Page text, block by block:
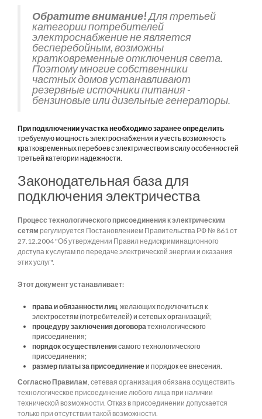
Обратите внимание!Для третьей
категории потребителей
электроснабжение не является
бесперебойным, возможны
кратковременные отключения света.
Поэтому многие собственники
частных домов устанавливают
резервные источники питания -
бензиновые или дизельные генераторы.
При подключении участка необходимо заранее определить
требуемую мощность электроснабжения и учесть возможность
кратковременных перебоев с электричеством в силу особенностей
третьей категории надежности.
Законодательная база для
подключения электричества
Процесс технологического присоединения к электрическим
сетям регулируется Постановлением Правительства РФ № 861 от
27.12.2004 "Об утверждении Правил недискриминационного
доступа к услугам по передаче электрической энергии и оказания
этих услуг".
Этот документ устанавливает:
права и обязанности лиц, желающих подключиться к
электросетям (потребителей) и сетевых организаций;
процедуру заключения договоратехнологического
присоединения;
порядок осуществлениясамого технологического
присоединения;
размер платы за присоединениеи порядок ее внесения.
Согласно Правилам, сетевая организация обязана осуществить
технологическое присоединение любого лица при наличии
технической возможности. Отказ в присоединении допускается
только при отсутствии такой возможности.